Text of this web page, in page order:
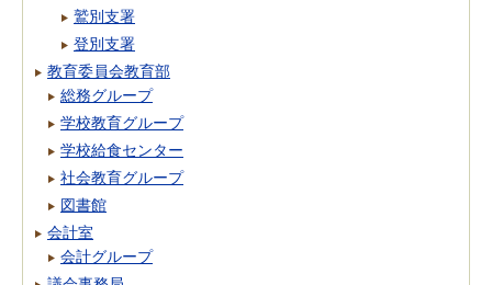
鷲別支署
登別支署
教育委員会教育部
総務グループ
学校教育グループ
学校給食センター
社会教育グループ
図書館
会計室
会計グループ